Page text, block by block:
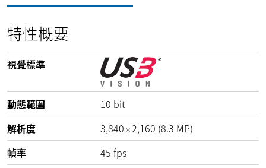
特性概要
視覺標準
動態範圍 10 bit
解析度
3,840×2,160 (8.3 MP)
幀率
45 fps